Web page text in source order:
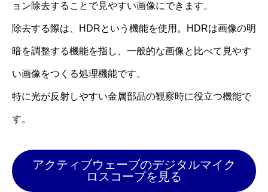
ョン除去することで見やすい画像にできます。
除去する際は、HDRという機能を使用。HDRは画像の明
暗を調整する機能を指し、一般的な画像と比べて見やす
い画像をつくる処理機能です。
特に光が反射しやすい金属部品の観察時に役立つ機能で
す。
アクティブウェーブのデジタルマイク
ロスコープを見る